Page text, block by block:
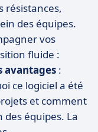
résistances,
des équipes.
vos
fluide :
avantages :
ce logiciel a été
et comment
équipes. La